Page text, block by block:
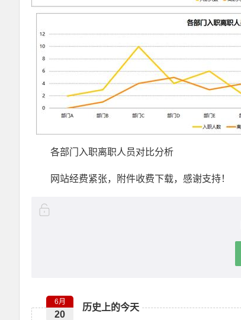
各部门入职离职人员对比分析
网站经费紧张，附件收费下载，感谢支持！
历史上的今天
6月
20